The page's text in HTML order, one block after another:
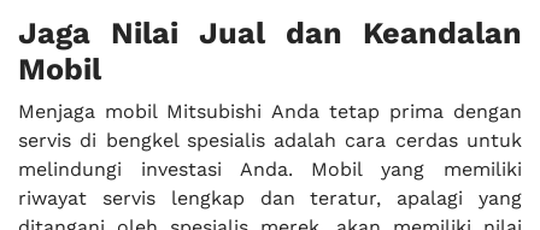
Jaga Nilai Jual dan Keandalan
Mobil
Menjaga mobil Mitsubishi Anda tetap prima dengan
servis di bengkel spesialis adalah cara cerdas untuk
melindungi investasi Anda. Mobil yang memiliki
riwayat servis lengkap dan teratur, apalagi yang